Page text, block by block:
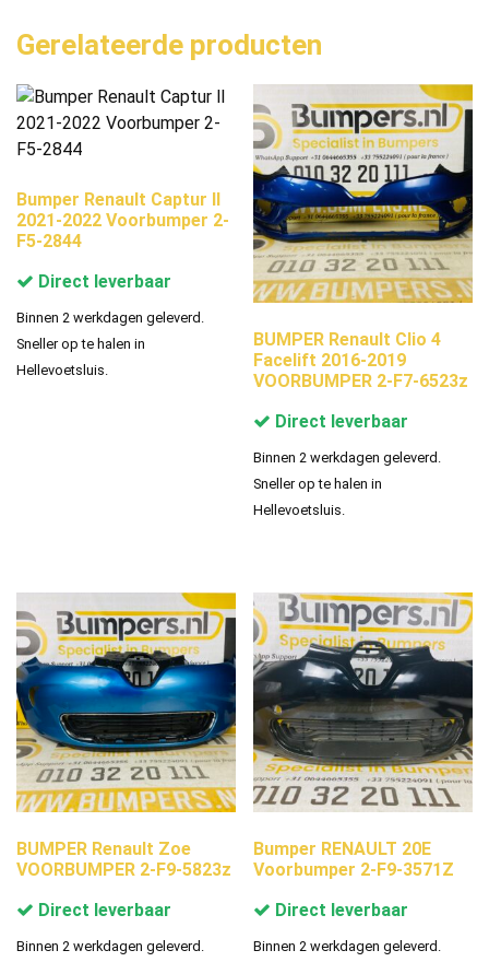
Gerelateerde producten
Bumper Renault Captur ll
2021-2022 Voorbumper 2-
F5-2844
Direct leverbaar
Binnen 2 werkdagen geleverd.
Sneller op te halen in
Hellevoetsluis.
BUMPER Renault Clio 4
Facelift 2016-2019
VOORBUMPER 2-F7-6523z
Direct leverbaar
Binnen 2 werkdagen geleverd.
Sneller op te halen in
Hellevoetsluis.
BUMPER Renault Zoe
VOORBUMPER 2-F9-5823z
Direct leverbaar
Binnen 2 werkdagen geleverd.
Bumper RENAULT 20E
Voorbumper 2-F9-3571Z
Direct leverbaar
Binnen 2 werkdagen geleverd.